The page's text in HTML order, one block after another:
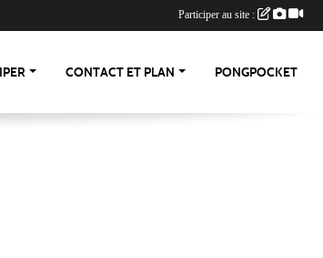
CONTACT ET PLAN PONGPOCKET
Participer au site :